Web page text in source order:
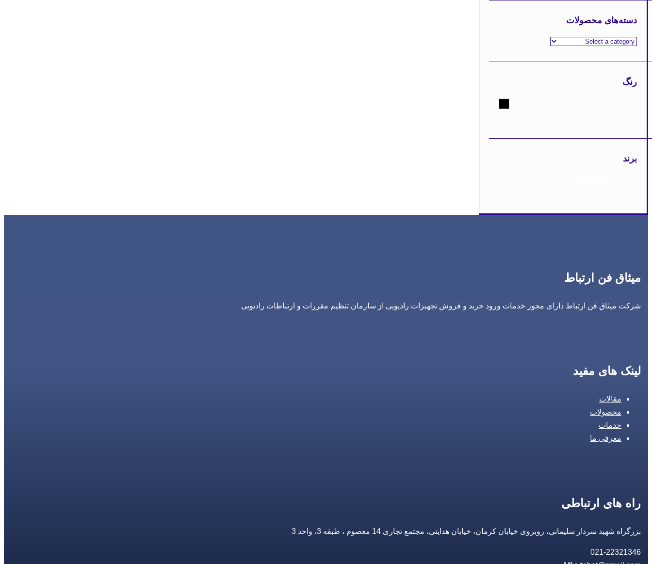
دسته‌های محصولات
رنگ
برند
میثاق فن ارتباط
شرکت میثاق فن ارتباط دارای مجوز خدمات ورود خرید و فروش تجهیزات رادیویی از سازمان تنظیم مقررات و ارتباطات رادیویی
لینک های مفید
مقالات
محصولات
خدمات
معرفی ما
راه های ارتباطی
بزرگراه شهید سردار سلیمانی، روبروی خیابان کرمان، خیابان هدایتی، مجتمع تجاری 14 معصوم ، طبقه 3، واحد 3
021-22321346